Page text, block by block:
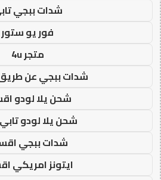
شدات ببجي
فور يو ستور
متجر 4u
شدات ببجي عن
شحن يلا لودو
شحن يلا لودو تابي
شدات ببجي
ايتونز امريكي